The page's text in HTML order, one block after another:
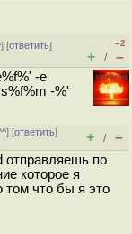
] [ответить]
–2
+ / –
-e
-%'
] [ответить]
+ / –
отправляешь по
которое я
том что бы я это